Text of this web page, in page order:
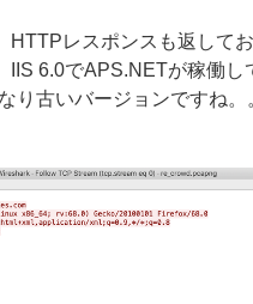
HTTPレスポンスも返して
IIS 6.0でAPS.NETが稼働し
り古いバージョンですね。